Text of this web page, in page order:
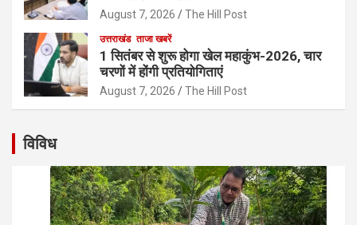
August 7, 2026 The Hill Post
उत्तराखंड ताजा खबरें
1 सितंबर से शुरू होगा खेल महाकुंभ-2026, चार
चरणों में होंगी प्रतियोगिताएं
August 7, 2026 The Hill Post
विविध